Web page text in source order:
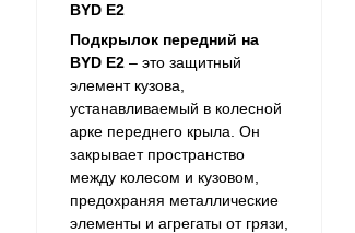
BYD E2
Подкрылок передний на
BYD E2 – это защитный
элемент кузова,
устанавливаемый в колесной
арке переднего крыла. Он
закрывает пространство
между колесом и кузовом,
предохраняя металлические
элементы и агрегаты от грязи,